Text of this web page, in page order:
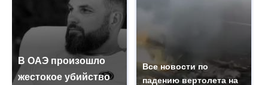
В ОАЭ произошло
жестокое убийство
Все новости по
падению вертолета на